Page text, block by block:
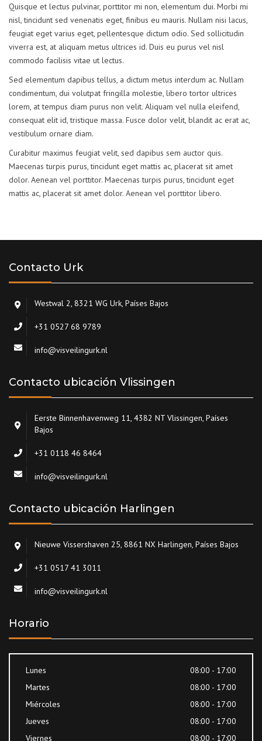
Quisque et lectus pulvinar, porttitor mi non, elementum dui. Morbi mi
nisl, tincidunt sed venenatis eget, finibus eu mauris. Nullam nisi lacus,
feugiat eget varius eget, pellentesque dictum odio. Sed sollicitudin
viverra est, at aliquam metus ultrices id. Duis eu purus vel nisl
commodo facilisis vitae ut lectus.
Sed elementum dapibus tellus, a dictum metus interdum ac. Nullam
condimentum, dui volutpat fringilla molestie, libero tortor ultrices
lorem, at tempus diam purus non velit. Aliquam vel nulla eleifend,
consequat elit id, tristique massa. Fusce dolor velit, blandit ac erat ac,
vestibulum ornare diam.
Curabitur maximus feugiat velit, sed dapibus sem auctor quis.
Maecenas turpis purus, tincidunt eget mattis ac, placerat sit amet
dolor. Aenean vel porttitor. Maecenas turpis purus, tincidunt eget
mattis ac, placerat sit amet dolor. Aenean vel porttitor libero.
Contacto Urk
Westwal 2, 8321 WG Urk, Países Bajos
+31 0527 68 9789
info@visveilingurk.nl
Contacto ubicación Vlissingen
Eerste Binnenhavenweg 11, 4382 NT Vlissingen, Países
Bajos
+31 0118 46 8464
info@visveilingurk.nl
Contacto ubicación Harlingen
Nieuwe Vissershaven 25, 8861 NX Harlingen, Países Bajos
+31 0517 41 3011
info@visveilingurk.nl
Horario
Lunes
08:00 - 17:00
Martes
08:00 - 17:00
Miércoles
08:00 - 17:00
Jueves
08:00 - 17:00
Viernes
08:00 - 17:00